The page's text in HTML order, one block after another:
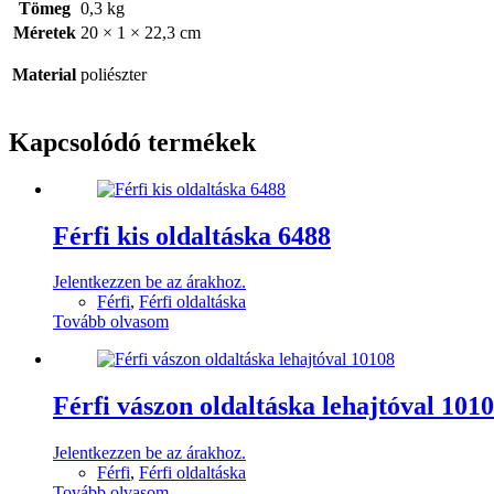
Tömeg 0,3 kg
Méretek 20 × 1 × 22,3 cm
Material poliészter
Kapcsolódó termékek
Férfi kis oldaltáska 6488
Jelentkezzen be az árakhoz.
Férfi, Férfi oldaltáska
Tovább olvasom
Férfi vászon oldaltáska lehajtóval
Jelentkezzen be az árakhoz.
Férfi, Férfi oldaltáska